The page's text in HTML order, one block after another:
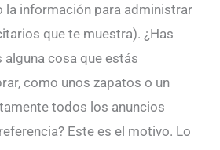
la información para administrar
que te muestra). ¿Has
cosa que estás
como unos zapatos o un
todos los anuncios
Este es el motivo. Lo